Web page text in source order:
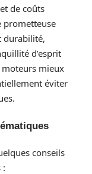
de coûts
prometteuse
durabilité,
d’esprit
moteurs mieux
éviter
conseils
: